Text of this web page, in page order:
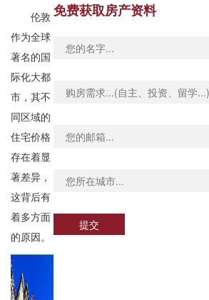
伦敦
作为全球
著名的国
际化大都
市，其不
同区域的
住宅价格
存在着显
著差异，
这背后有
着多方面
的原因。
免费获取房产资料
提交